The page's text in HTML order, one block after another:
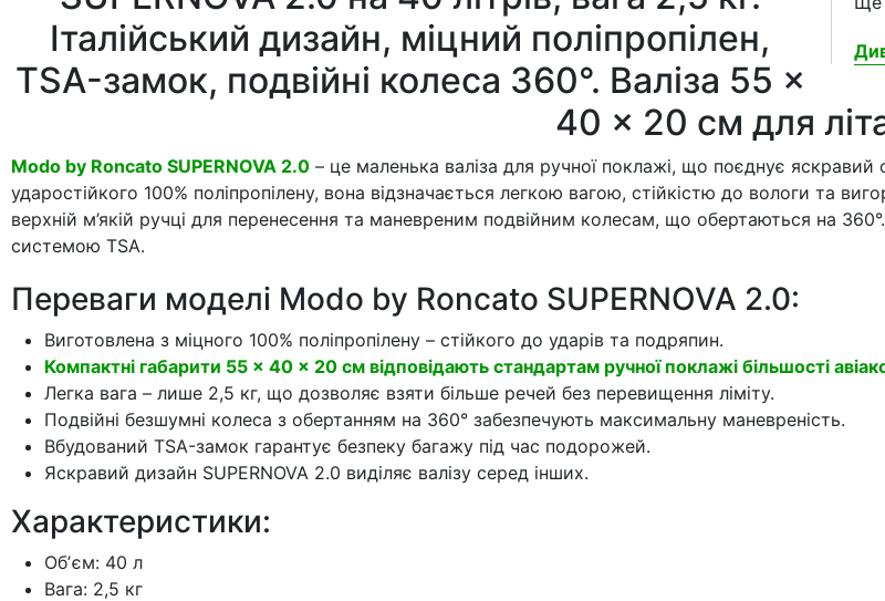
Італійський дизайн, міцний поліпропілен,
TSA-замок, подвійні колеса 360°. Валіза 55 ×
40 × 20 см для
Modo by Roncato SUPERNOVA 2.0 – це маленька валіза для ручної поклажі, що поєднує яскравий
ударостійкого 100% поліпропілену, вона відзначається легкою вагою, стійкістю до вологи та
верхній м’якій ручці для перенесення та маневреним подвійним колесам, що обертаються на
системою TSA.
Переваги моделі Modo by Roncato SUPERNOVA 2.0:
Виготовлена з міцного 100% поліпропілену – стійкого до ударів та подряпин.
Компактні габарити 55 × 40 × 20 см відповідають стандартам ручної поклажі більшості
Легка вага – лише 2,5 кг, що дозволяє взяти більше речей без перевищення ліміту.
Подвійні безшумні колеса з обертанням на 360° забезпечують максимальну маневреність.
Вбудований TSA-замок гарантує безпеку багажу під час подорожей.
Яскравий дизайн SUPERNOVA 2.0 виділяє валізу серед інших.
Характеристики:
Обʼєм: 40 л
Вага: 2,5 кг